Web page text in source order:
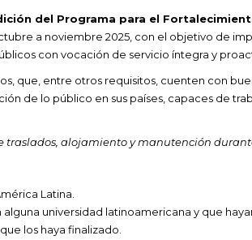
del Programa para el
a noviembre 2025, con el objetivo de
con vocación de servicio íntegra y
que, entre otros requisitos, cuenten con
de lo público en sus países, capaces de
traslados, alojamiento y manutención
Latina.
universidad latinoamericana y que
los haya finalizado.